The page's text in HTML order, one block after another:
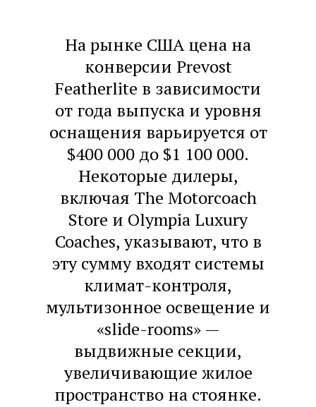
На рынке США цена на
конверсии Prevost
Featherlite в зависимости
от года выпуска и уровня
оснащения варьируется от
$400 000 до $1 100 000.
Некоторые дилеры,
включая The Motorcoach
Store и Olympia Luxury
Coaches, указывают, что в
эту сумму входят системы
климат-контроля,
мультизонное освещение и
«slide-rooms» —
выдвижные секции,
увеличивающие жилое
пространство на стоянке.